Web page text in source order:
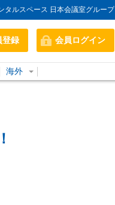
タルスペース 日本会議室グループ
登録 会員ログイン
海外